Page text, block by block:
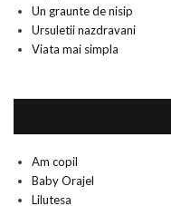
Un graunte de nisip
Ursuletii nazdravani
Viata mai simpla
Am copil
Baby Orajel
Lilutesa